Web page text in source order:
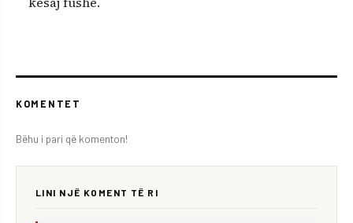
KOMENTET
Bëhu i pari që komenton!
LINI NJË KOMENT TË RI